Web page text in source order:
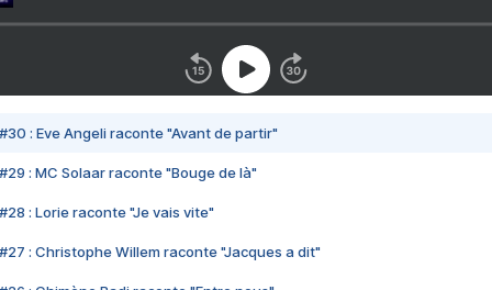
#30 : Eve Angeli raconte "Avant de partir"
#29 : MC Solaar raconte "Bouge de là"
#28 : Lorie raconte "Je vais vite"
#27 : Christophe Willem raconte "Jacques a dit"